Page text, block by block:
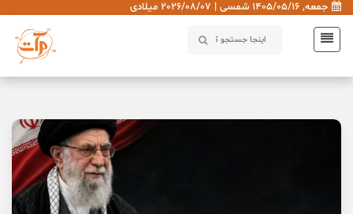
جمعه, 1405/05/16 شمسی | 2026/08/07 میلادی